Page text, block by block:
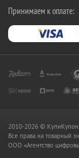
Принимаем к оплате:
2010-2026 ©
Все права на товарный
OOO «Агентство